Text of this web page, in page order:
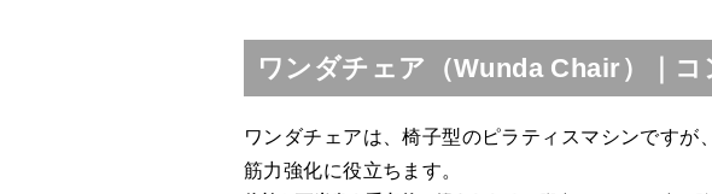
ワンダチェア（Wunda Chair）｜
ワンダチェアは、椅子型のピラティスマシンです
筋力強化に役立ちます。